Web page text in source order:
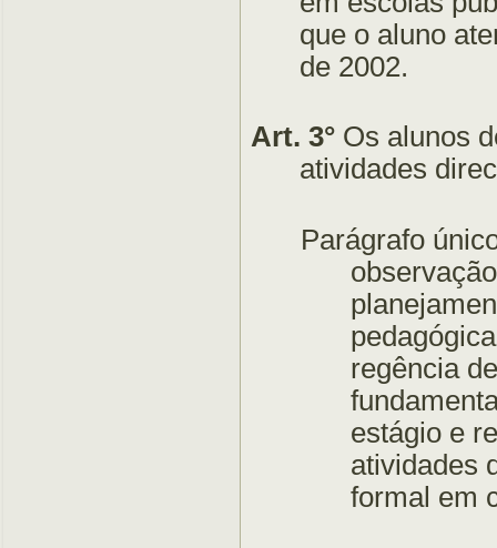
que o aluno
de 2002.
Art. 3° Os alunos
atividades
Parágrafo
regência
estágio e
atividades
formal em